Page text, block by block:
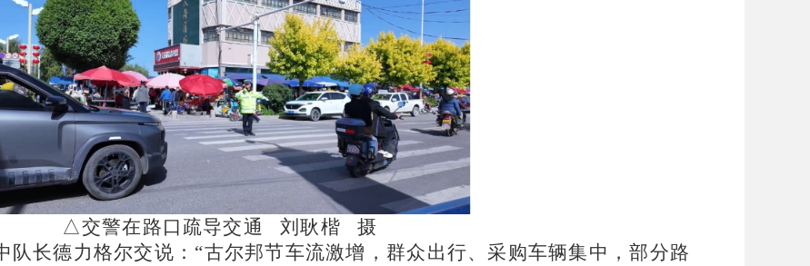
△交警在路口疏导交通 刘耿楷 摄
长德力格尔交说： “古尔邦节车流激增，群众出行、采购车辆集中，部分路